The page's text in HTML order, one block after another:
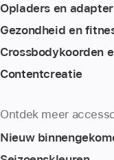
Opladers en
Gezondheid en
Crossbodykoorden
Content­creatie
Ontdek meer
Nieuw